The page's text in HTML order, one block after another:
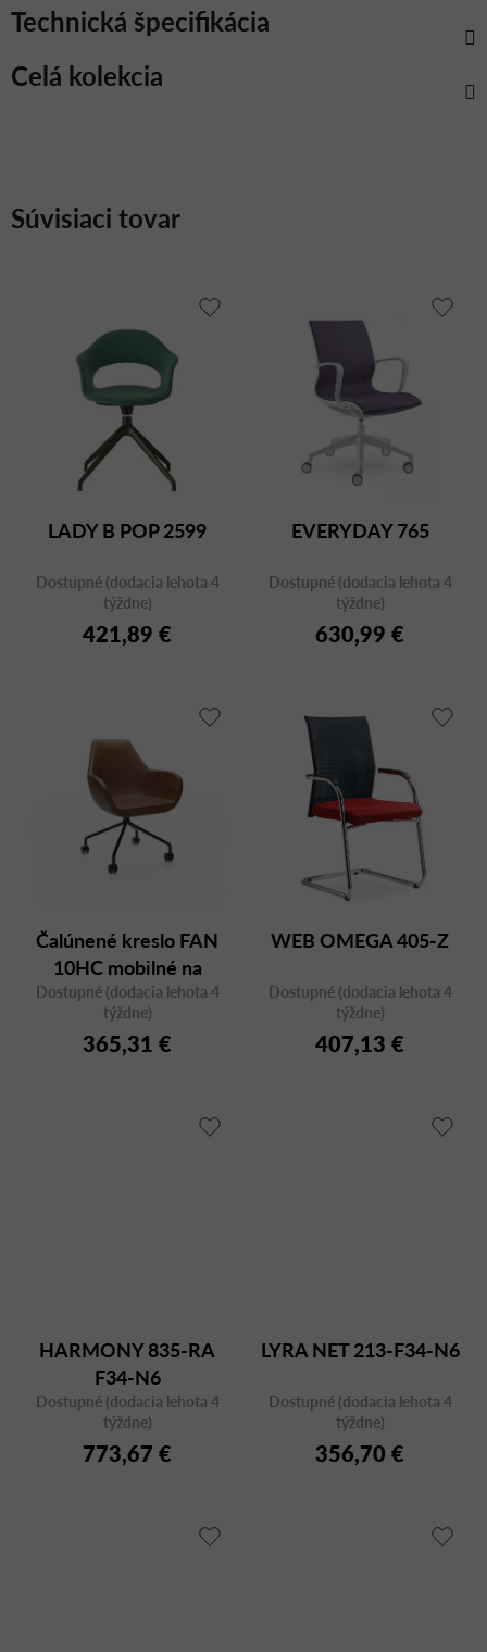
Celá kolekcia
Technická špecifikácia
Súvisiaci tovar
LADY B POP 2599
Dostupné (dodacia lehota 4
týždne)
421,89 €
EVERYDAY 765
Dostupné (dodacia lehota 4
týždne)
630,99 €
Čalúnené kreslo FAN
10HC mobilné na
kolieskach
Dostupné (dodacia lehota 4
týždne)
365,31 €
WEB OMEGA 405-Z
Dostupné (dodacia lehota 4
týždne)
407,13 €
HARMONY 835-RA
F34-N6
Dostupné (dodacia lehota 4
týždne)
773,67 €
LYRA NET 213-F34-N6
Dostupné (dodacia lehota 4
týždne)
356,70 €